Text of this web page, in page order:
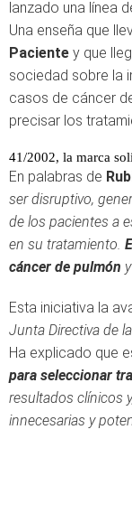
lanzado una línea
Una enseña que
Paciente y que
sociedad sobre la
casos de cáncer
precisar los
41/2002, la marca
En palabras de
ser disruptivo,
de los pacientes a
en su tratamiento.
cáncer de pulmón
Esta iniciativa la
Junta Directiva de
Ha explicado que
para seleccionar
resultados clínicos
innecesarias y